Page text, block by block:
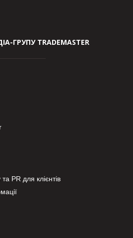
ГРУПУ TRADEMASTER
PR для клієнтів